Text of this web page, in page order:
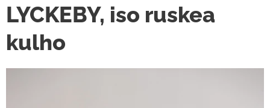
LYCKEBY, iso ruskea
kulho